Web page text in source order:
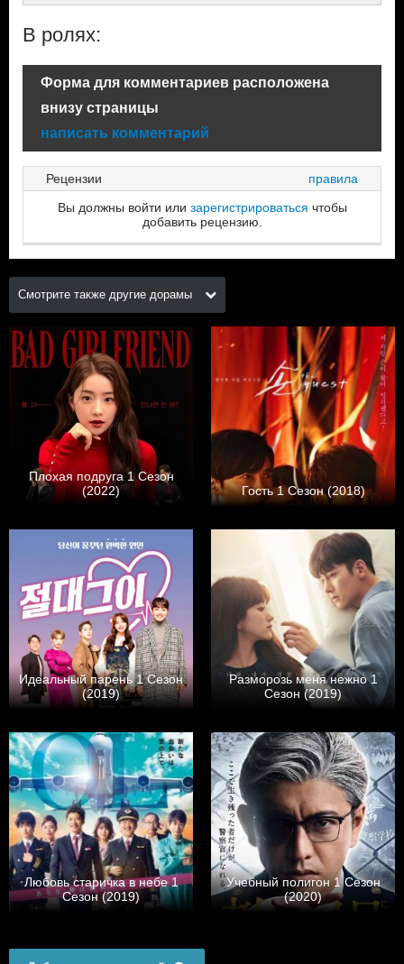
В ролях:
Форма для комментариев расположена
внизу страницы
написать комментарий
Рецензии
правила
Вы должны войти или зарегистрироваться чтобы
добавить рецензию.
Смотрите также другие дорамы
Плохая подруга 1 Сезон
(2022)
Гость 1 Сезон (2018)
Идеальный парень 1 Сезон
(2019)
Разморозь меня нежно 1
Сезон (2019)
Любовь старичка в небе 1
Сезон (2019)
Учебный полигон 1 Сезон
(2020)